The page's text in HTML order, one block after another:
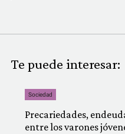
Te puede interesar:
Sociedad
Precariedades,
entre los varones